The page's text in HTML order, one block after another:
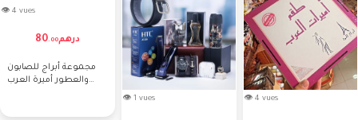
👁 4 vues
80. 00درهم
مجموعة أبراج للصابون
والعطور أميرة العرب
👁 1 vues 👁 4 vues